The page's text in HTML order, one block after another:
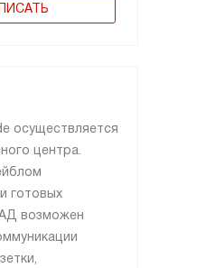
осуществляется
центра.
готовых
возможен